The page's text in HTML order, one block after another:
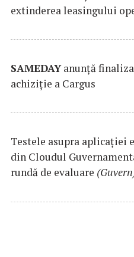
extinderea leasingului
SAMEDAYanunță
achiziție a Cargus
Testele asupra aplicaţiei
din Cloudul
rundă de evaluare